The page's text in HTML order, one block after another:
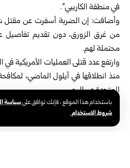
باستخدام هذا الموقع ، فإنك توافق علىسياسة
شروط الاستخدام.
في منطقة الكاريبي”.
وأضافت: إن الضربة أسفرت عن مقتل
من غرق الزورق، دون تقديم
محتملة لهم.
منذ انطلاقها في أيلول الماضي،
المتحدة عبر البحر.